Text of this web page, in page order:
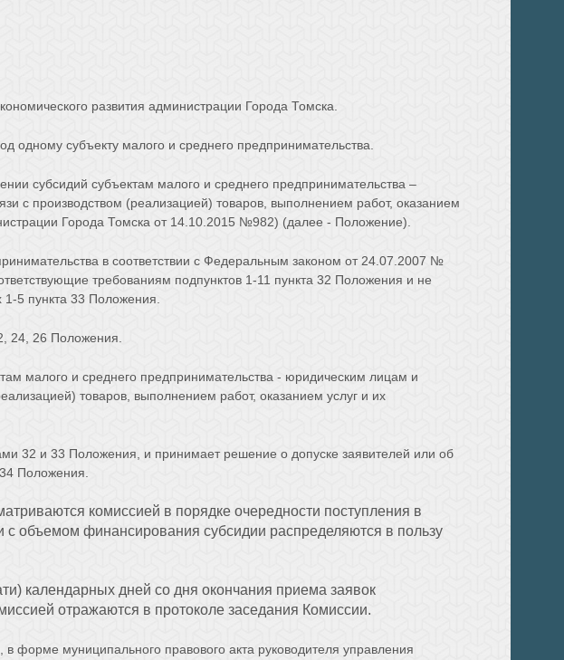
развития администрации Города Томска.
одному субъекту малого и среднего предпринимательства.
субсидий субъектам малого и среднего предпринимательства –
с производством (реализацией) товаров, выполнением работ, оказанием
Города Томска от 14.10.2015 №982) (далее - Положение).
в соответствии с Федеральным законом от 24.07.2007 №
требованиям подпунктов 1-11 пункта 32 Положения и не
5 пункта 33 Положения.
24, 26 Положения.
малого и среднего предпринимательства - юридическим лицам и
товаров, выполнением работ, оказанием услуг и их
32 и 33 Положения, и принимает решение о допуске заявителей или об
Положения.
комиссией в порядке очередности поступления в
объемом финансирования субсидии распределяются в пользу
календарных дней со дня окончания приема заявок
отражаются в протоколе заседания Комиссии.
муниципального правового акта руководителя управления